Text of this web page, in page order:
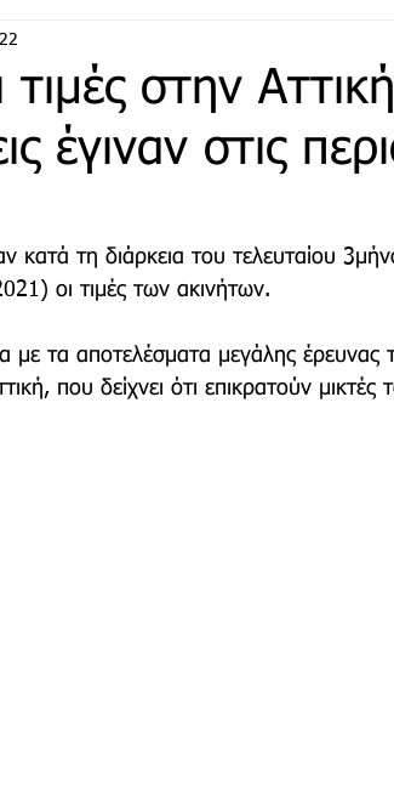
& Ευεξία
Πρόσωπα Αφηγήσεις
Auto
στην
έγιναν στις
κατά τη διάρκεια του τελευταίου
οι τιμές των ακινήτων.
τα αποτελέσματα μεγάλης έρευνας
που δείχνει ότι επικρατούν μικτές